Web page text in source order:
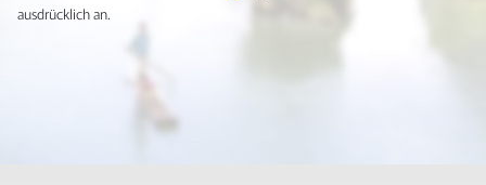
ausdrücklich an.